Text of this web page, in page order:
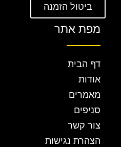
ביטול הזמנה
מפת אתר
דף הבית
אודות
מאמרים
סניפים
צור קשר
הצהרת נגישות